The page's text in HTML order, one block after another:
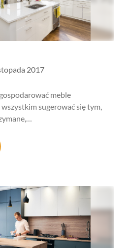
2017
meble
sugerować się tym,